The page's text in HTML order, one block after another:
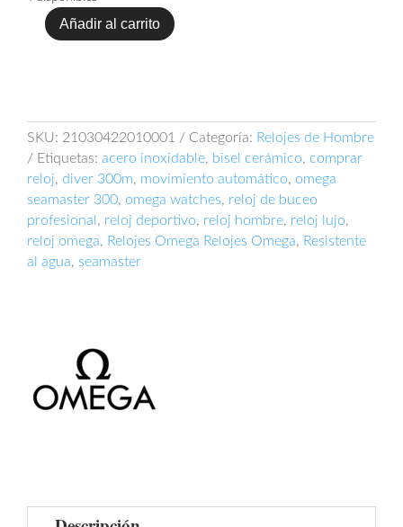
Omega
cantidad
Añadir al carrito
SKU: 21030422010001 Categoría: Relojes de Hombre
Etiquetas: acero inoxidable, bisel cerámico, comprar
reloj, diver 300m, movimiento automático, omega
seamaster 300, omega watches, reloj de buceo
profesional , reloj deportivo, reloj hombre, reloj lujo,
reloj omega, Relojes Omega Relojes Omega, Resistente
al agua, seamaster